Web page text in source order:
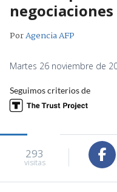
negociaciones
PorAgencia AFP
Martes 26 noviembre de
Seguimos criterios de
293
visitas